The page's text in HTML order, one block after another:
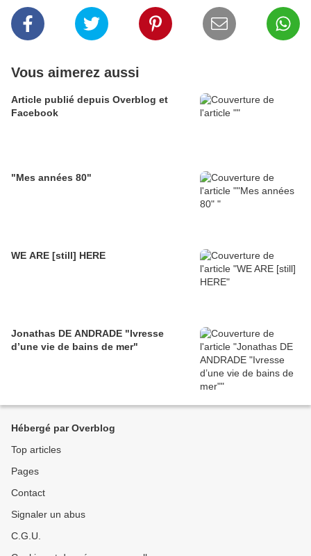
Vous aimerez aussi
Article publié depuis Overblog et
Facebook
"Mes années 80"
WE ARE [still] HERE
Jonathas DE ANDRADE "Ivresse
d’une vie de bains de mer"
Hébergé par Overblog
Top articles
Pages
Contact
Signaler un abus
C.G.U.